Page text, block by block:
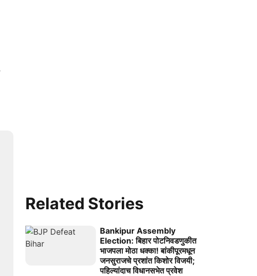
Related Stories
Bankipur Assembly
Election: बिहार पोटनिवडणुकीत
भाजपला मोठा धक्का! बांकीपूरमधून
जनसुराजचे प्रशांत किशोर विजयी;
पहिल्यांदाच विधानसभेत प्रवेश